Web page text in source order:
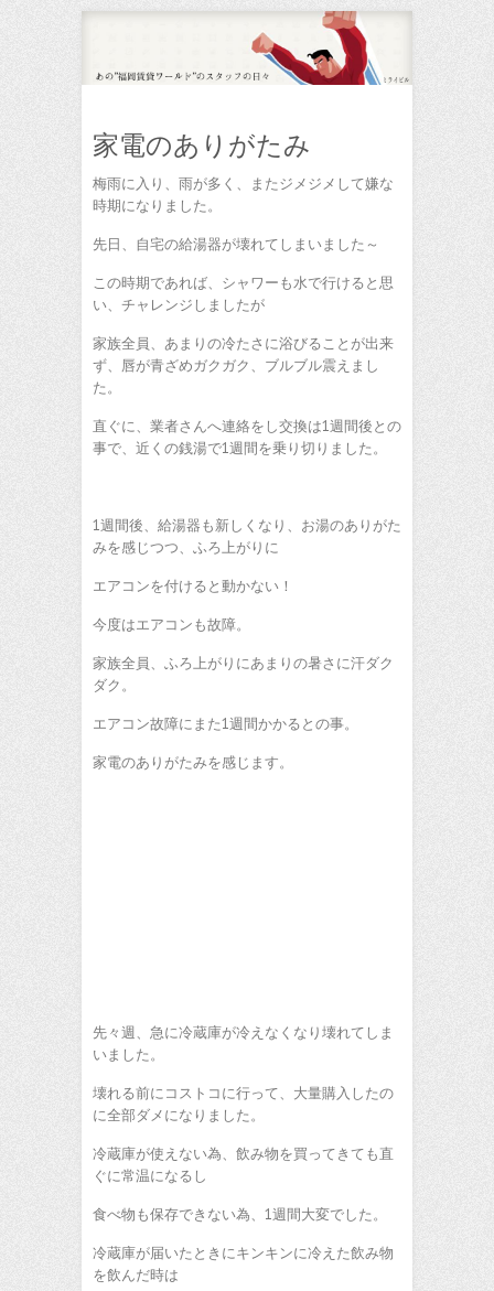
家電のありがたみ
梅雨に入り、雨が多く、またジメジメして嫌な
時期になりました。
先日、自宅の給湯器が壊れてしまいました～
この時期であれば、シャワーも水で行けると思
い、チャレンジしましたが
家族全員、あまりの冷たさに浴びることが出来
ず、唇が青ざめガクガク、ブルブル震えまし
た。
直ぐに、業者さんへ連絡をし交換は1週間後との
事で、近くの銭湯で1週間を乗り切りました。
1週間後、給湯器も新しくなり、お湯のありがた
みを感じつつ、ふろ上がりに
エアコンを付けると動かない！
今度はエアコンも故障。
家族全員、ふろ上がりにあまりの暑さに汗ダク
ダク。
エアコン故障にまた1週間かかるとの事。
家電のありがたみを感じます。
先々週、急に冷蔵庫が冷えなくなり壊れてしま
いました。
壊れる前にコストコに行って、大量購入したの
に全部ダメになりました。
冷蔵庫が使えない為、飲み物を買ってきても直
ぐに常温になるし
食べ物も保存できない為、1週間大変でした。
冷蔵庫が届いたときにキンキンに冷えた飲み物
を飲んだ時は